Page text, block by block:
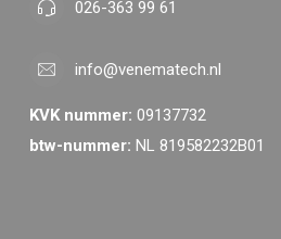
026-363 99 61
info@venematech.nl
KVK nummer: 09137732
btw-nummer: NL 819582232B01